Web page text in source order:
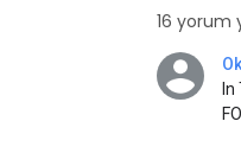
16 yorum